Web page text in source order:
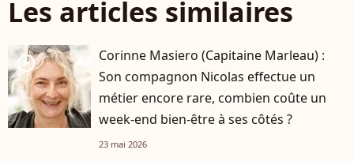
Les articles similaires
player2
Corinne Masiero (Capitaine Marleau) :
Son compagnon Nicolas effectue un
métier encore rare, combien coûte un
week-end bien-être à ses côtés ?
23 mai 2026